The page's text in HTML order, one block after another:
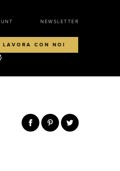
NEWSLETTER
LAVORA CON NOI